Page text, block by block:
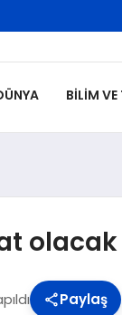
BILIM
olacak
Paylaş